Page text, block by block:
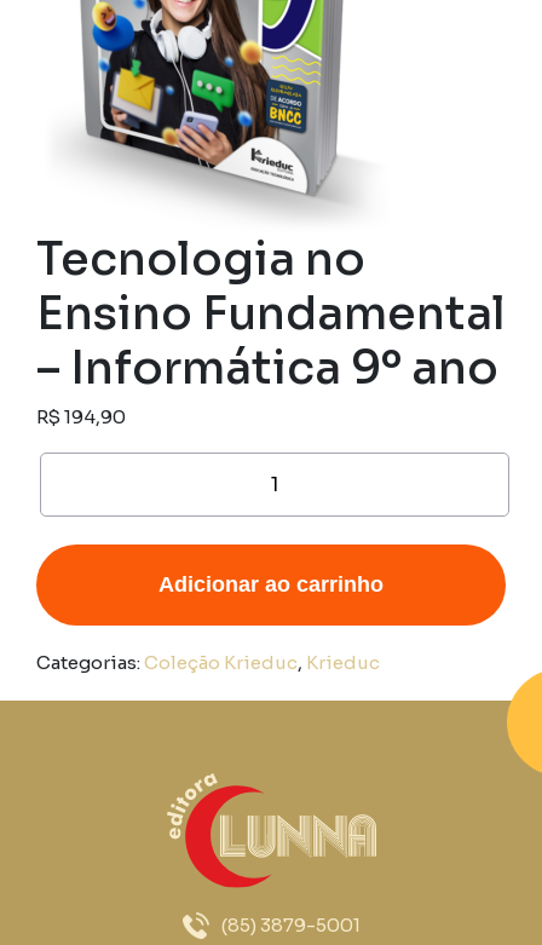
Tecnologia no
Ensino Fundamental
– Informática 9º ano
R$ 194,90
Tecnologia
Ensino
Fundamental
-
Informática
9º
quantidade
Adicionar ao carrinho
Categorias:Coleção Krieduc, Krieduc
(85) 3879-5001